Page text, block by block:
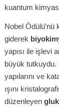
kuantum
Nobel Ödülü’nü
giderek
yapısı ile işlevi
büyük tutkuydu.
yapılarını ve
ışını
düzenleyen